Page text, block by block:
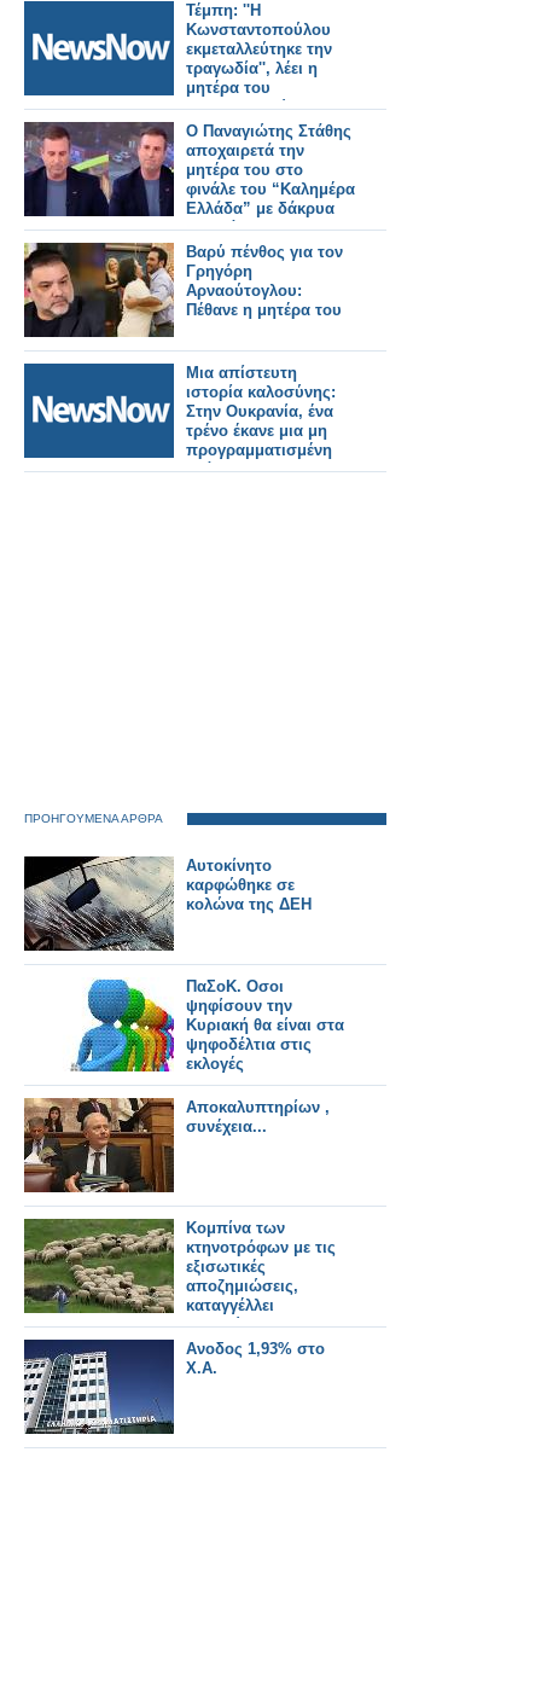
Τέμπη: ''Η
Κωνσταντοπούλου
εκμεταλλεύτηκε την
τραγωδία'', λέει η
μητέρα του
μηχανοδηγού της
εμπορικής
αμαξοστοιχίας
Ο Παναγιώτης Στάθης
αποχαιρετά την
μητέρα του στο
φινάλε του “Καλημέρα
Ελλάδα” με δάκρυα
στα μάτια
Βαρύ πένθος για τον
Γρηγόρη
Αρναούτογλου:
Πέθανε η μητέρα του
Μια απίστευτη
ιστορία καλοσύνης:
Στην Ουκρανία, ένα
τρένο έκανε μια μη
προγραμματισμένη
στάση για να
ΠΡΟΗΓΟΥΜΕΝΑ ΑΡΘΡΑ
Αυτοκίνητο
καρφώθηκε σε
κολώνα της ΔΕΗ
ΠαΣοΚ. Οσοι
ψηφίσουν την
Κυριακή θα είναι στα
ψηφοδέλτια στις
εκλογές
Αποκαλυπτηρίων ,
συνέχεια...
Kομπίνα των
κτηνοτρόφων με τις
εξισωτικές
αποζημιώσεις,
καταγγέλλει
αναγνώστης
Ανοδος 1,93% στο
Χ.Α.